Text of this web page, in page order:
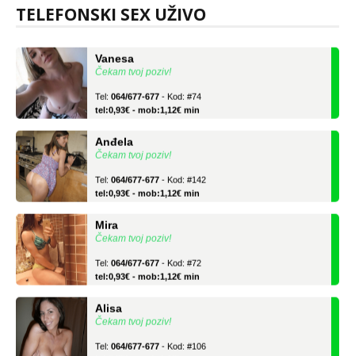
TELEFONSKI SEX UŽIVO
tel:0,93€ - mob:1,12€ min
Čekam tvoj poziv!
tel:0,93€ - mob:1,12€ min
Čekam tvoj poziv!
tel:0,93€ - mob:1,12€ min
Čekam tvoj poziv!
tel:0,93€ - mob:1,12€ min
Čekam tvoj poziv!
tel:0,93€ - mob:1,12€ min